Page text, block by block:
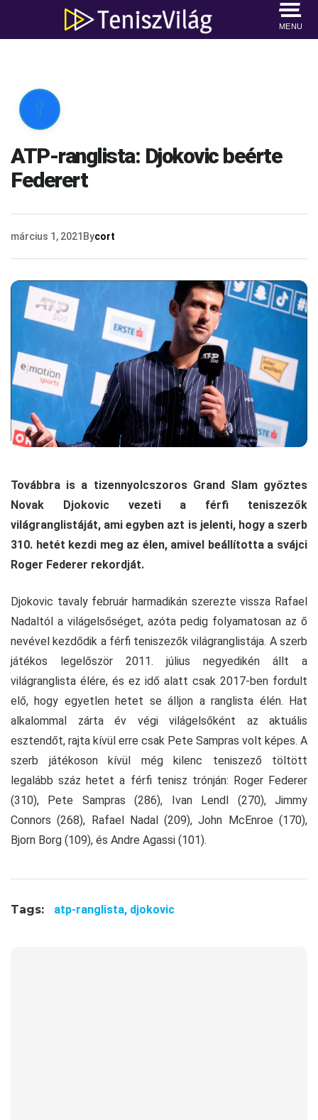
MENU

ATP-ranglista: Djokovic beérte
Federert
március 1, 2021 Bycort
Továbbra is a tizennyolcszoros Grand Slam győztes
Novak Djokovic vezeti a férfi teniszezők
világranglistáját, ami egyben azt is jelenti, hogy a szerb
310. hetét kezdi meg az élen, amivel beállította a svájci
Roger Federer rekordját.
Djokovic tavaly február harmadikán szerezte vissza Rafael
Nadaltól a világelsőséget, azóta pedig folyamatosan az ő
nevével kezdődik a férfi teniszezők világranglistája. A szerb
játékos legelőször 2011. július negyedikén állt a
világranglista élére, és ez idő alatt csak 2017-ben fordult
elő, hogy egyetlen hetet se álljon a ranglista élén. Hat
alkalommal zárta év végi világelsőként az aktuális
esztendőt, rajta kívül erre csak Pete Sampras volt képes. A
szerb játékoson kívül még kilenc teniszező töltött
legalább száz hetet a férfi tenisz trónján: Roger Federer
(310), Pete Sampras (286), Ivan Lendl (270), Jimmy
Connors (268), Rafael Nadal (209), John McEnroe (170),
Bjorn Borg (109), és Andre Agassi (101).
Tags: atp-ranglista, djokovic